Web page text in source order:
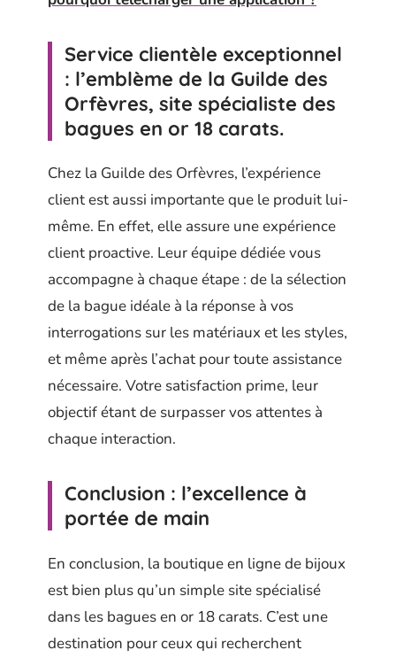
Service clientèle exceptionnel
: l’emblème de la Guilde des
Orfèvres, site spécialiste des
bagues en or 18 carats.
Chez la Guilde des Orfèvres, l’expérience
client est aussi importante que le produit lui-
même. En effet, elle assure une expérience
client proactive. Leur équipe dédiée vous
accompagne à chaque étape : de la sélection
de la bague idéale à la réponse à vos
interrogations sur les matériaux et les styles,
et même après l’achat pour toute assistance
nécessaire. Votre satisfaction prime, leur
objectif étant de surpasser vos attentes à
chaque interaction.
Conclusion : l’excellence à
portée de main
En conclusion, la boutique en ligne de bijoux
est bien plus qu’un simple site spécialisé
dans les bagues en or 18 carats. C’est une
destination pour ceux qui recherchent